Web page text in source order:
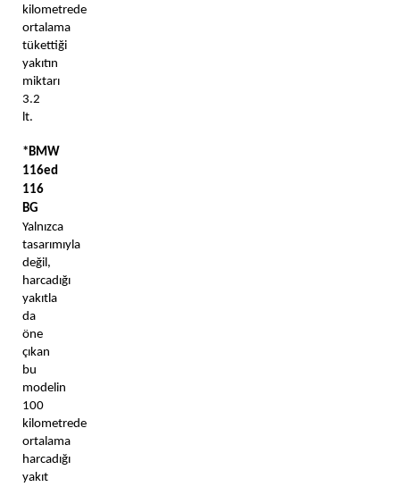
kilometrede
ortalama
tükettiği
yakıtın
miktarı
3.2
lt.
*BMW
116ed
116
BG
Yalnızca
tasarımıyla
değil,
harcadığı
yakıtla
da
öne
çıkan
bu
modelin
100
kilometrede
ortalama
harcadığı
yakıt